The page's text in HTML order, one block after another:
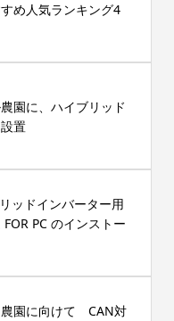
め人気ランキング4
園に、ハイブリッド
置
ッドインバーター用
PC のインストー
農園に向けて CAN対